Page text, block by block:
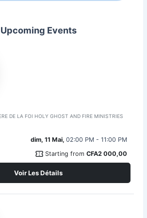
Upcoming Events
JUBILÉ D'ARGENT DE RADIO BONNE NOUVELLE
DE LA FOI HOLY GHOST AND FIRE MINISTRIES
dim, 11 Mai, 02:00 PM - 11:00 PM
confirmation_number Starting from CFA2 000,00
Voir Les Détails